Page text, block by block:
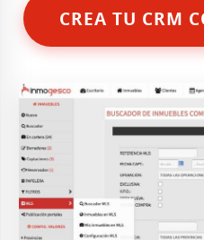
CREA TU CRM